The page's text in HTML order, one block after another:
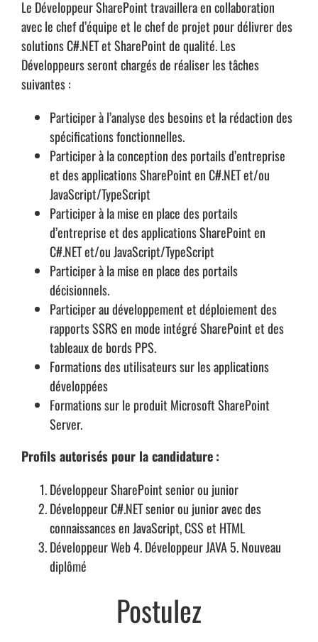
Le Développeur SharePoint travaillera en collaboration
avec le chef d’équipe et le chef de projet pour délivrer des
solutions C#.NET et SharePoint de qualité. Les
Développeurs seront chargés de réaliser les tâches
suivantes :
Participer à l’analyse des besoins et la rédaction des
spécifications fonctionnelles.
Participer à la conception des portails d’entreprise
et des applications SharePoint en C#.NET et/ou
JavaScript/TypeScript
Participer à la mise en place des portails
d’entreprise et des applications SharePoint en
C#.NET et/ou JavaScript/TypeScript
Participer à la mise en place des portails
décisionnels.
Participer au développement et déploiement des
rapports SSRS en mode intégré SharePoint et des
tableaux de bords PPS.
Formations des utilisateurs sur les applications
développées
Formations sur le produit Microsoft SharePoint
Server.
Profils autorisés pour la candidature:
Développeur SharePoint senior ou junior
Développeur C#.NET senior ou junior avec des
connaissances en JavaScript, CSS et HTML
Développeur Web 4. Développeur JAVA 5. Nouveau
diplômé
Postulez